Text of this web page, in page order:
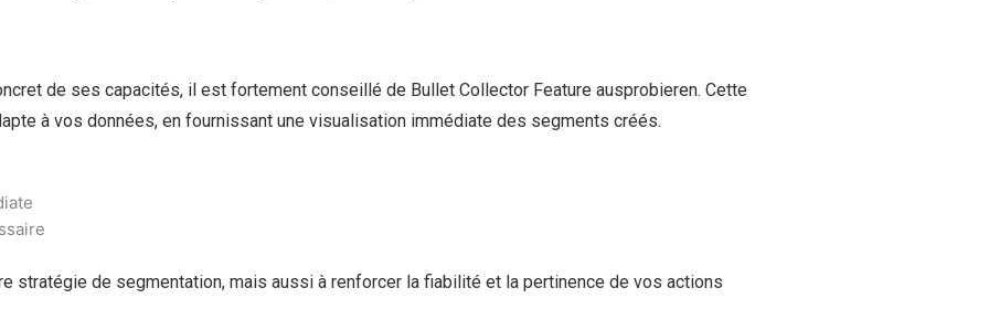
de ses capacités, il est fortement conseillé de Bullet Collector Feature ausprobieren. Cette
à vos données, en fournissant une visualisation immédiate des segments créés.
stratégie de segmentation, mais aussi à renforcer la fiabilité et la pertinence de vos actions